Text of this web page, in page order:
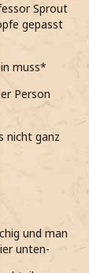
Sprout
gepasst
muss*
Person
nicht ganz
und man
unten-